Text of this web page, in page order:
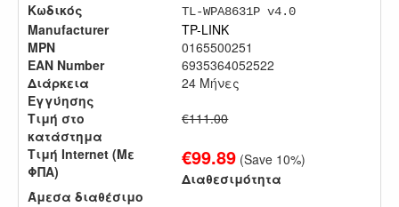
Κωδικός TL-WPA8631P v4.0
Manufacturer
TP-LINK
MPN
0165500251
EAN Number
6935364052522
Διάρκεια
Εγγύησης
24 Μήνες
Τιμή στο
κατάστημα
€111.00
Τιμή Internet (Με
ΦΠΑ)
€99.89 (Save 10%)
Διαθεσιμότητα
Άμεσα διαθέσιμο